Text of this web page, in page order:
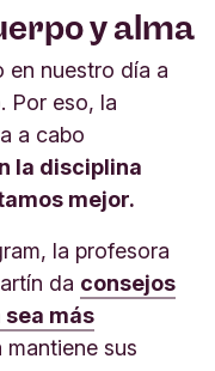
y alma
en nuestro día a
Por eso, la
a cabo
la disciplina
mejor.
la profesora
da consejos
más
mantiene sus